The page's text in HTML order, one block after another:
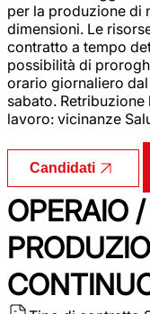
per la produzione di
dimensioni. Le
contratto a tempo
possibilità di
orario giornaliero
sabato.
lavoro: vicinanze
Candidati
OPERAIO